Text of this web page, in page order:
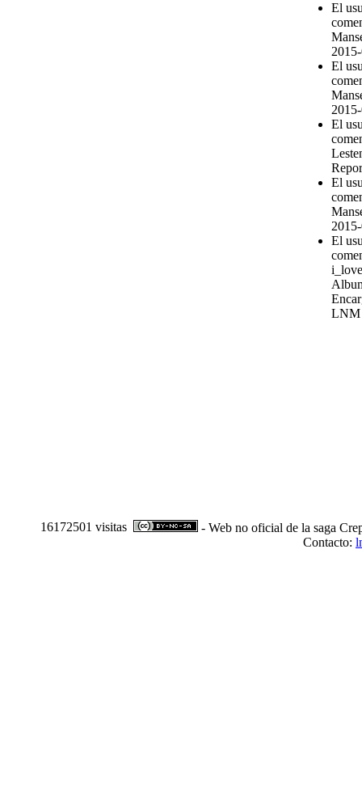
El
El
El
El
El
LNM
16172501 visitas
- Web no oficial de la saga
Contacto: